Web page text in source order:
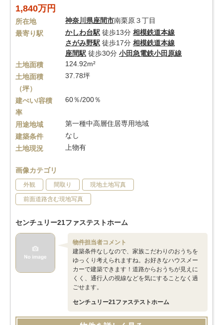
1,840万円
所在地 神奈川県座間市南栗原３丁目
最寄り駅
かしわ台駅 徒歩13分 相模鉄道本線
さがみ野駅 徒歩17分 相模鉄道本線
座間駅 徒歩30分 小田急電鉄小田原線
土地面積
124.92m²
土地面積
（坪）
37.78坪
建ぺい/容積
率
60％/200％
用途地域
第一種中高層住居専用地域
建築条件
なし
土地現況
上物有
画像カテゴリ
外観 間取り 現地土地写真
前面道路含む現地写真
センチュリー21ファステストホーム
物件担当者コメント
建築条件なしなので、家族こだわりのおうちを
ゆっくり考えられますね。お好きなハウスメー
カーで建築できます！道路からおうちが見えに
くく、通行人の視線などを気にすることなく過
ごせます。
センチュリー21ファステストホーム